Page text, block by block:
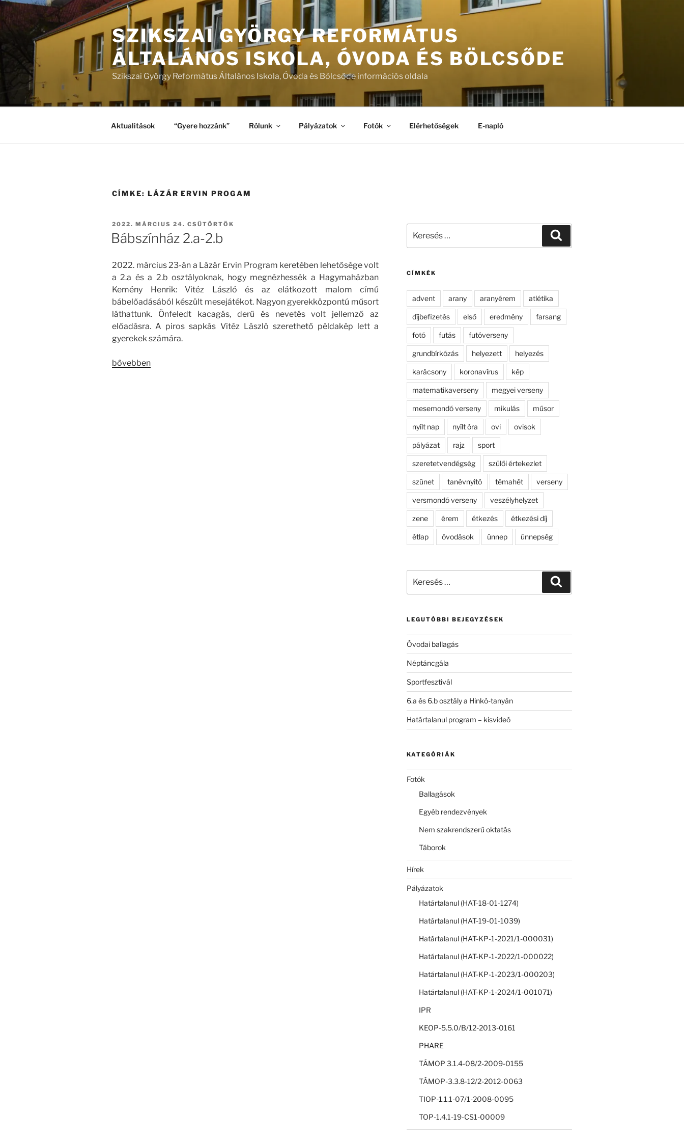
Tartalomhoz
SZIKSZAI GYÖRGY REFORMÁTUS
ÁLTALÁNOS ISKOLA, ÓVODA ÉS BÖLCSŐDE
Szikszai György Református Általános Iskola, Óvoda és Bölcsőde információs oldala
Aktualitások “Gyere hozzánk” Rólunk Pályázatok Fotók Elérhetőségek E-napló
CÍMKE: LÁZÁR ERVIN PROGAM
BEKÜLDVE:
2022. MÁRCIUS 24. CSÜTÖRTÖK
Bábszínház 2.a-2.b
2022. március 23-án a Lázár Ervin Program keretében lehetősége volt
a 2.a és a 2.b osztályoknak, hogy megnézhessék a Hagymaházban
Kemény Henrik: Vitéz László és az elátkozott malom című
bábelőadásából készült mesejátékot. Nagyon gyerekközpontú műsort
láthattunk. Önfeledt kacagás, derű és nevetés volt jellemző az
előadásra. A piros sapkás Vitéz László szerethető példakép lett a
gyerekek számára.
„Bábszínház
bővebben
következő
CÍMKÉK
advent arany aranyérem atlétika
díjbefizetés első eredmény farsang
fotó futás futóverseny
grundbírkózás helyezett helyezés
karácsony koronavírus kép
matematikaverseny megyei verseny
mesemondó verseny mikulás műsor
nyílt nap nyílt óra ovi ovisok
pályázat rajz sport
szeretetvendégség szülői értekezlet
szünet tanévnyitó témahét verseny
versmondó verseny veszélyhelyzet
zene érem étkezés étkezési díj
étlap óvodások ünnep ünnepség
következő
LEGUTÓBBI BEJEGYZÉSEK
Óvodai ballagás
Néptáncgála
Sportfesztivál
6.a és 6.b osztály a Hinkó-tanyán
Határtalanul program – kisvideó
KATEGÓRIÁK
Fotók
Ballagások
Egyéb rendezvények
Nem szakrendszerű oktatás
Táborok
Hírek
Pályázatok
Határtalanul (HAT-18-01-1274)
Határtalanul (HAT-19-01-1039)
Határtalanul (HAT-KP-1-2021/1-000031)
Határtalanul (HAT-KP-1-2022/1-000022)
Határtalanul (HAT-KP-1-2023/1-000203)
Határtalanul (HAT-KP-1-2024/1-001071)
IPR
KEOP-5.5.0/B/12-2013-0161
PHARE
TÁMOP 3.1.4-08/2-2009-0155
TÁMOP-3.3.8-12/2-2012-0063
TIOP-1.1.1-07/1-2008-0095
TOP-1.4.1-19-CS1-00009